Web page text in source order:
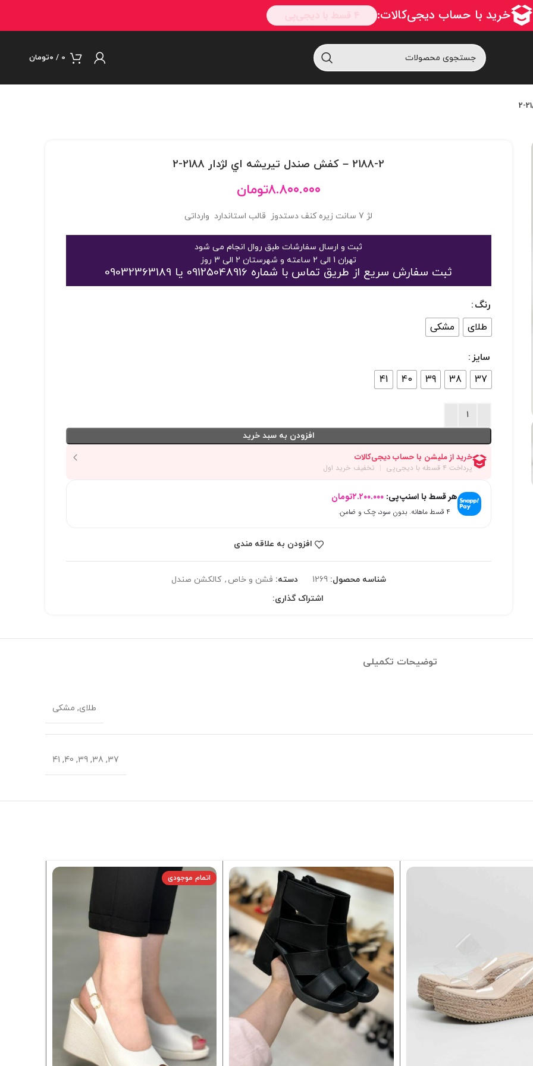
0
/ ۰تومان
2188-2 – کفش صندل تيريشه اي لژدار 2188-2
۸.۸۰۰.۰۰۰تومان
لژ 7 سانت زیره کنف دستدوز قالب استاندارد وارداتی
ثبت و ارسال سفارشات طبق روال انجام می شود
تهران 1 الی 2 ساعته و شهرستان 2 الی 3 روز
ثبت سفارش سریع از طریق تماس با شماره 09125048916 یا 09032363189
رنگ
طلای
مشکی
سایز
37
38
39
40
41
افزودن به سبد خرید
هر قسط با اسنپ‌پی:۲.۲۰۰.۰۰۰تومان
۴ قسط ماهانه. بدون سود، چک و ضامن.
افزودن به علاقه مندی
شناسه محصول:1269 دسته: فشن و خاص, کالکشن صندل
اشتراک گذاری:
توضیحات تکمیلی
طلای, مشکی
37, 38, 39, 40, 41
اتمام موجودی